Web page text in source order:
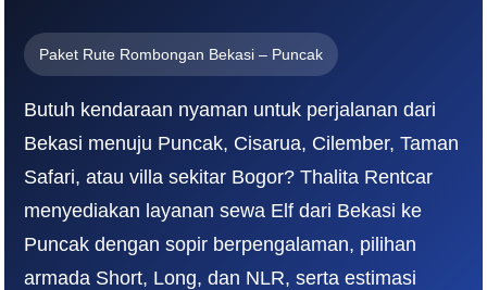
Paket Rute Rombongan Bekasi – Puncak
Butuh kendaraan nyaman untuk perjalanan dari
Bekasi menuju Puncak, Cisarua, Cilember, Taman
Safari, atau villa sekitar Bogor? Thalita Rentcar
menyediakan layanan sewa Elf dari Bekasi ke
Puncak dengan sopir berpengalaman, pilihan
armada Short, Long, dan NLR, serta estimasi